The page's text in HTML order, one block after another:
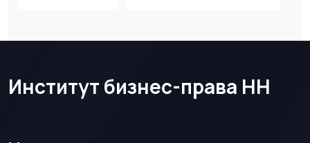
Институт бизнес-права НН